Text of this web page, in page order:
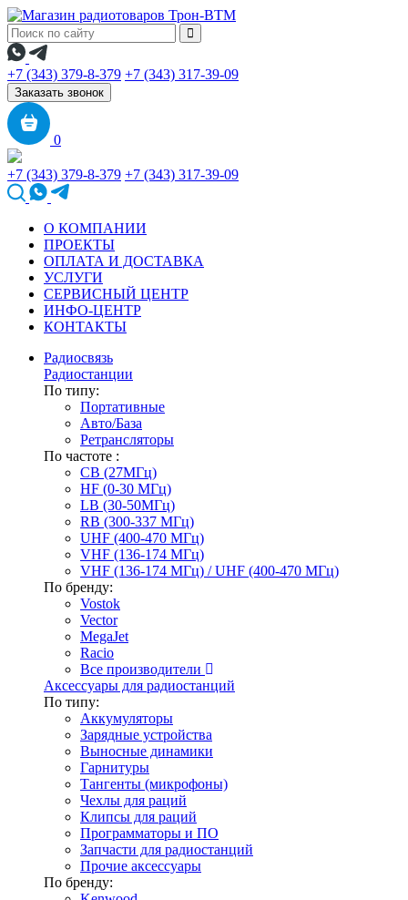
+7 (343) 379-8-379 +7 (343) 317-39-09
Заказать звонок
0
+7 (343) 379-8-379 +7 (343) 317-39-09
О КОМПАНИИ
ПРОЕКТЫ
ОПЛАТА И ДОСТАВКА
УСЛУГИ
СЕРВИСНЫЙ ЦЕНТР
ИНФО-ЦЕНТР
КОНТАКТЫ
Радиосвязь
Радиостанции
По типу:
Портативные
Авто/База
Ретрансляторы
По частоте :
CB (27МГц)
HF (0-30 МГц)
LB (30-50МГц)
RB (300-337 МГц)
UHF (400-470 МГц)
VHF (136-174 МГц)
VHF (136-174 МГц) / UHF (400-470 МГц)
По бренду:
Vostok
Vector
MegaJet
Racio
Все производители
Аксессуары для радиостанций
По типу:
Аккумуляторы
Зарядные устройства
Выносные динамики
Гарнитуры
Тангенты (микрофоны)
Чехлы для раций
Клипсы для раций
Программаторы и ПО
Запчасти для радиостанций
Прочие аксессуары
По бренду: